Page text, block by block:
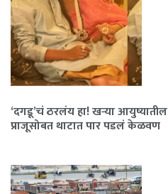
‘दगडू’चं ठरलंय हा! खऱ्या आयुष्यातील
प्राजूसोबत थाटात पार पडलं केळवण